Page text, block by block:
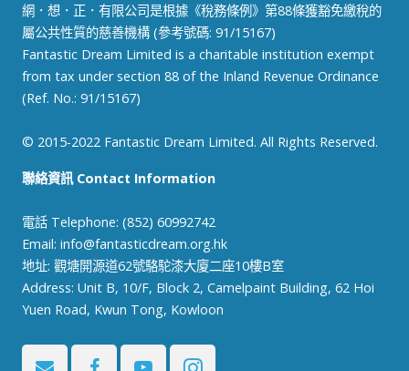
網．想．正．有限公司是根據《稅務條例》第88條獲豁免繳稅的
屬公共性質的慈善機構 (參考號碼: 91/15167)
Fantastic Dream Limited is a charitable institution exempt
from tax under section 88 of the Inland Revenue Ordinance
(Ref. No.: 91/15167)
© 2015-2022 Fantastic Dream Limited. All Rights Reserved.
聯絡資訊 Contact Information
電話 Telephone: (852) 60992742
Email: info@fantasticdream.org.hk
地址: 觀塘開源道62號駱駝漆大廈二座10樓B室
Address: Unit B, 10/F, Block 2, Camelpaint Building, 62 Hoi
Yuen Road, Kwun Tong, Kowloon